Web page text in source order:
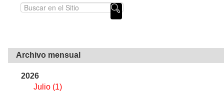
Archivo mensual
2026
Julio (1)